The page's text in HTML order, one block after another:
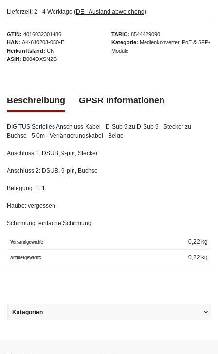
GTIN 4016032301486
HAN AK-610203-050-E
Herkunftsland
CN
ASIN
B004OXSN2G
TARIC
8544429090
Kategorie
Medienkonverter, PoE & SFP-
Module
Lieferzeit: 2 - 4 Werktage (DE - Ausland abweichend)
Beschreibung GPSR Informationen
DIGITUS Serielles Anschluss-Kabel - D-Sub 9 zu D-Sub 9 - Stecker zu
Buchse - 5.0m - Verlängerungskabel - Beige
Anschluss 1: DSUB, 9-pin, Stecker
Anschluss 2: DSUB, 9-pin, Buchse
Belegung: 1: 1
Haube: vergossen
Schirmung: einfache Schirmung
Versandgewicht: 0,22 kg
Artikelgewicht: 0,22 kg
Kategorien